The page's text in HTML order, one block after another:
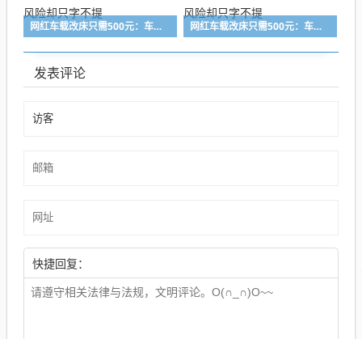
网红车载改床只需500元：车企大吹后排一键躺平！致命风险却只字不提 网红车载改床只需500元：车企大吹后排一键躺平！致命风险却只字不提
发表评论
快捷回复：